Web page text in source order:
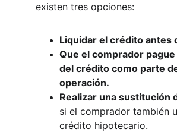
existen tres opciones:
Liquidar el crédito antes
Que el comprador
del crédito como parte
operación.
Realizar una sustitución
si el comprador también
crédito hipotecario.